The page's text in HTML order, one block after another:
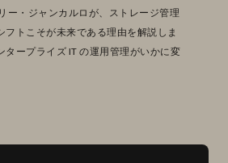
ー・ジャンカルロが、ストレージ管理
フトこそが未来である理由を解説しま
タープライズ IT の運用管理がいかに変